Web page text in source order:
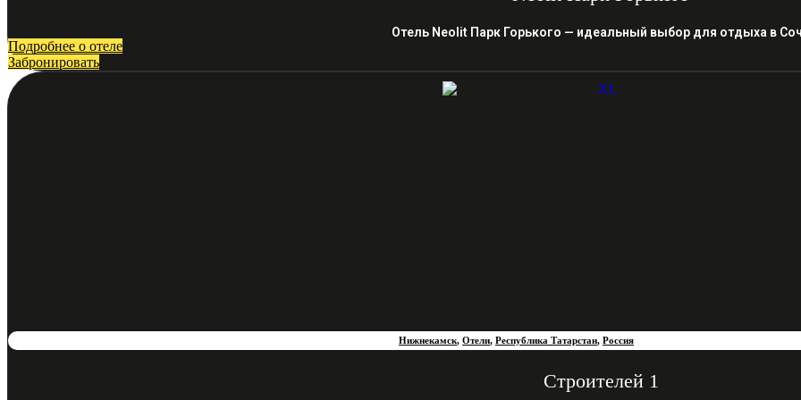
Отель Neolit Парк Горького — идеальный выбор для отдыха в
Подробнее о отеле
Забронировать
Нижнекамск,Отели,Республика Татарстан,Россия
Строителей 1